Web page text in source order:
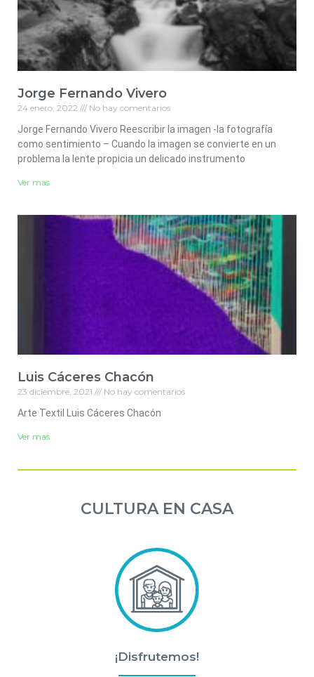
Jorge Fernando Vivero
24 enero, 2022 No hay comentarios
Jorge Fernando Vivero Reescribir la imagen -la fotografía
como sentimiento – Cuando la imagen se convierte en un
problema la lente propicia un delicado instrumento
Ver mas
Luis Cáceres Chacón
23 diciembre, 2021 No hay comentarios
Arte Textil Luis Cáceres Chacón
Ver mas
CULTURA EN CASA
¡Disfrutemos!